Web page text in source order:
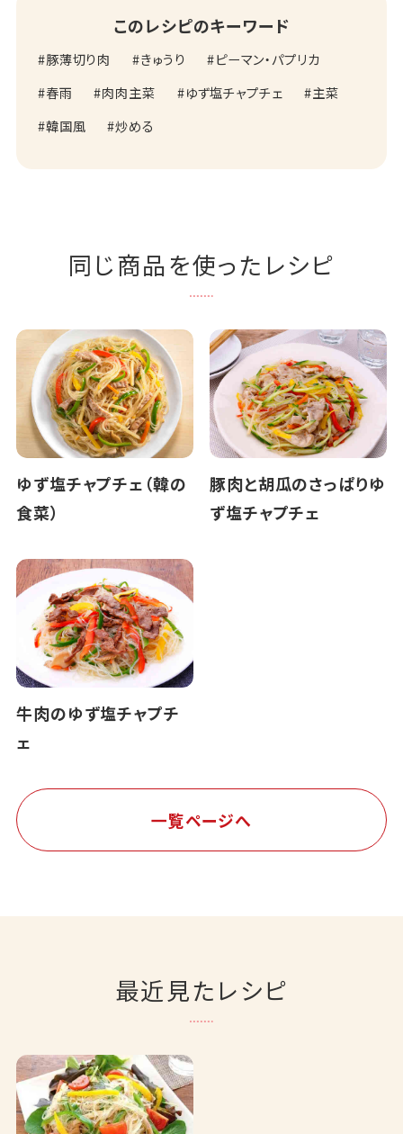
このレシピのキーワード
豚薄切り肉 きゅうり
ピーマン・パプリカ
春雨
肉肉主菜 ゆず塩チャプチェ
主菜
韓国風
炒める
同じ商品を使ったレシピ
ゆず塩チャプチェ（韓の
食菜）
豚肉と胡瓜のさっぱりゆ
ず塩チャプチェ
牛肉のゆず塩チャプチ
ェ
一覧ページへ
最近見たレシピ